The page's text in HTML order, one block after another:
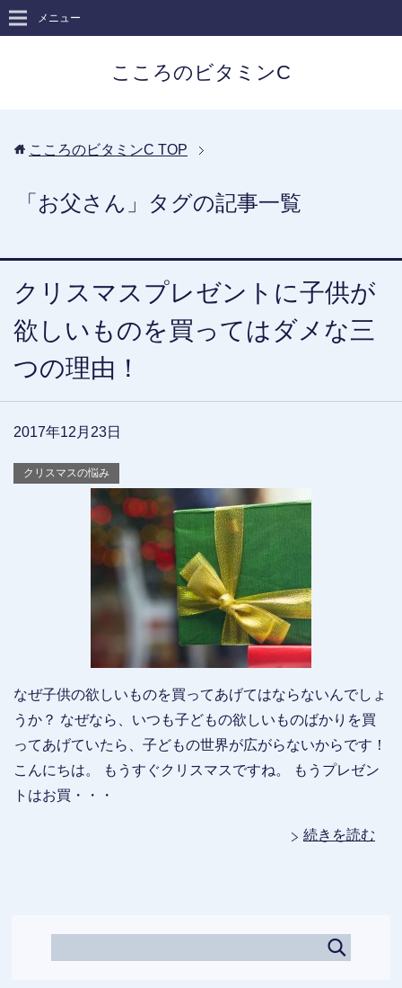
こころのビタミンC
メニュー
こころのビタミンC TOP
「お父さん」タグの記事一覧
クリスマスプレゼントに子供が
欲しいものを買ってはダメな三
つの理由！
2017年12月23日
クリスマスの悩み
なぜ子供の欲しいものを買ってあげてはならないんでしょ
うか？ なぜなら、いつも子どもの欲しいものばかりを買
ってあげていたら、子どもの世界が広がらないからです！
こんにちは。 もうすぐクリスマスですね。 もうプレゼン
トはお買・・・
続きを読む